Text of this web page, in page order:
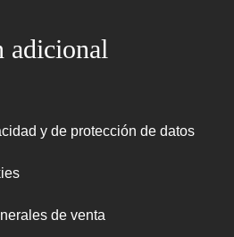
adicional
y de protección de datos
de venta